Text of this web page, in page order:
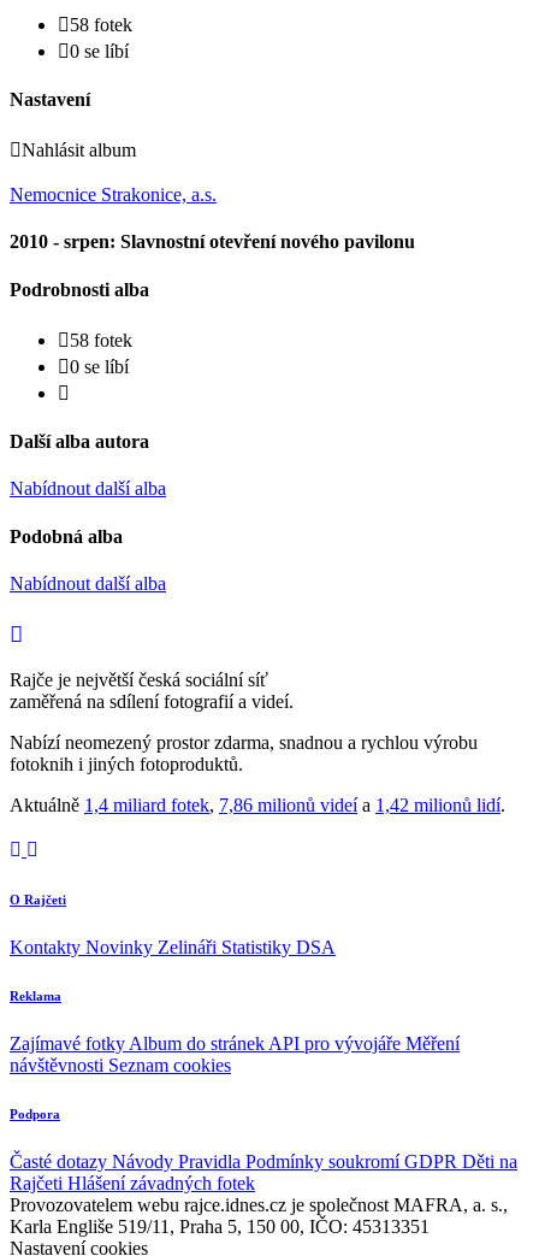
58 fotek
0 se líbí
Nastavení
Nahlásit album
Nemocnice Strakonice, a.s.
2010 - srpen: Slavnostní otevření nového pavilonu
Podrobnosti alba
58 fotek
0 se líbí
Další alba autora
Nabídnout další alba
Podobná alba
Nabídnout další alba
Rajče je největší česká sociální síť
zaměřená na sdílení fotografií a videí.
Nabízí neomezený prostor zdarma, snadnou a rychlou výrobu
fotoknih i jiných fotoproduktů.
Aktuálně 1,4 miliard fotek, 7,86 milionů videía 1,42 milionů lidí.
O Rajčeti
Kontakty Novinky Zelináři Statistiky DSA
Reklama
Zajímavé fotky Album do stránek API pro vývojáře Měření
návštěvnosti Seznam cookies
Podpora
Časté dotazy Návody Pravidla Podmínky soukromíGDPR Děti na
Rajčeti Hlášení závadných fotek
Provozovatelem webu rajce.idnes.cz je společnost MAFRA, a. s.,
Karla Engliše 519/11, Praha 5, 150 00, IČO: 45313351
Nastavení cookies